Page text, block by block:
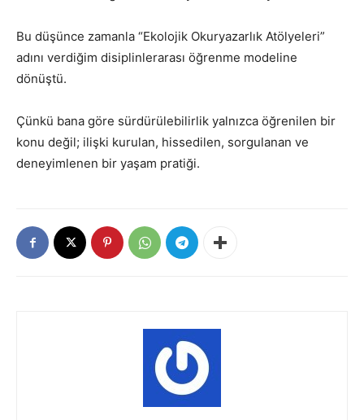
Bu düşünce zamanla “Ekolojik Okuryazarlık Atölyeleri”
adını verdiğim disiplinlerarası öğrenme modeline
dönüştü.
Çünkü bana göre sürdürülebilirlik yalnızca öğrenilen bir
konu değil; ilişki kurulan, hissedilen, sorgulanan ve
deneyimlenen bir yaşam pratiği.